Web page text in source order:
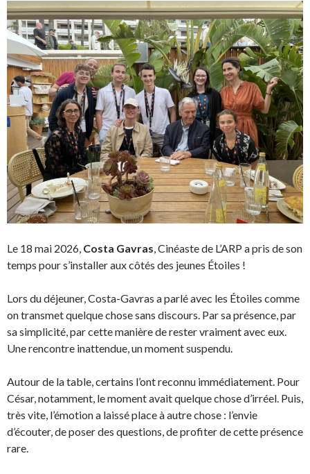
Le 18 mai 2026, Costa Gavras, Cinéaste de L’ARP a pris de son
temps pour s’installer aux côtés des jeunes Étoiles !
Lors du déjeuner, Costa-Gavras a parlé avec les Étoiles comme
on transmet quelque chose sans discours. Par sa présence, par
sa simplicité, par cette manière de rester vraiment avec eux.
Une rencontre inattendue, un moment suspendu.
Autour de la table, certains l’ont reconnu immédiatement. Pour
César, notamment, le moment avait quelque chose d’irréel. Puis,
très vite, l’émotion a laissé place à autre chose : l’envie
d’écouter, de poser des questions, de profiter de cette présence
rare.